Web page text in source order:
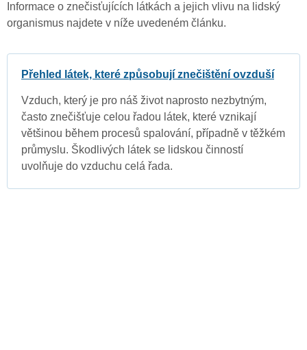
Informace o znečisťujících látkách a jejich vlivu na lidský
organismus najdete v níže uvedeném článku.
Přehled látek, které způsobují znečištění ovzduší
Vzduch, který je pro náš život naprosto nezbytným,
často znečišťuje celou řadou látek, které vznikají
většinou během procesů spalování, případně v těžkém
průmyslu. Škodlivých látek se lidskou činností
uvolňuje do vzduchu celá řada.